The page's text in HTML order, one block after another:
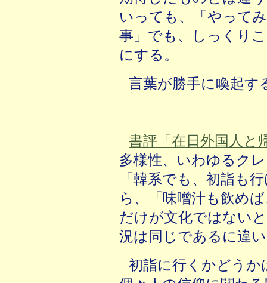
いっても、「やって
事」でも、しっくり
にする。
言葉が勝手に喚起す
書評「在日外国人と
多様性、いわゆるク
「韓系でも、初詣も
ら、「味噌汁も飲め
だけが文化ではない
況は同じであるに違
初詣に行くかどうか